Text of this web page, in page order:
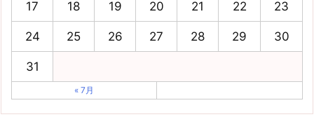
17 18 19 20 21 22 23
24 25 26 27 28 29 30
31
« 7月